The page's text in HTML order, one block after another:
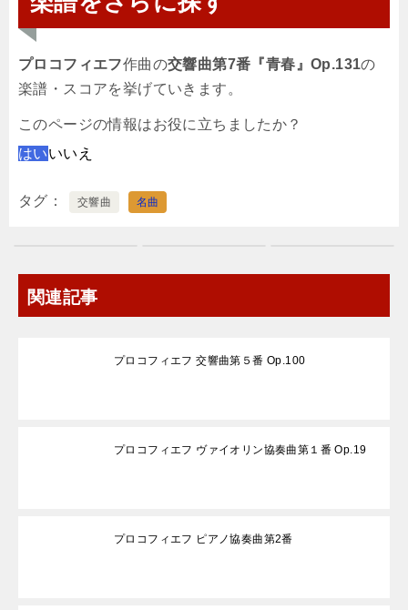
プロコフィエフ作曲の交響曲第7番『青春』Op.131の
楽譜・スコアを挙げていきます。
このページの情報はお役に立ちましたか？
はいいいえ
タグ 交響曲 名曲
関連記事
プロコフィエフ 交響曲第５番 Op.100
プロコフィエフ ヴァイオリン協奏曲第１番 Op.19
プロコフィエフ ピアノ協奏曲第2番